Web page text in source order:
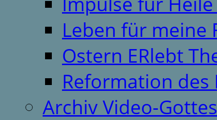
Leben für meine
Ostern ERlebt
Reformation des
Archiv Video-